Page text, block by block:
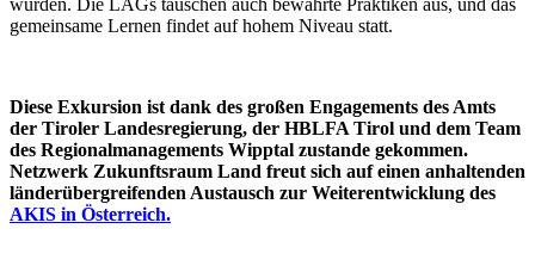
gemeinsame Lernen findet auf hohem Niveau statt.
Diese Exkursion ist dank des großen Engagements des Amts
der Tiroler Landesregierung, der HBLFA Tirol und dem Team
des Regionalmanagements Wipptal zustande gekommen.
Netzwerk Zukunftsraum Land freut sich auf einen anhaltenden
länderübergreifenden Austausch zur Weiterentwicklung des
AKIS in Österreich.